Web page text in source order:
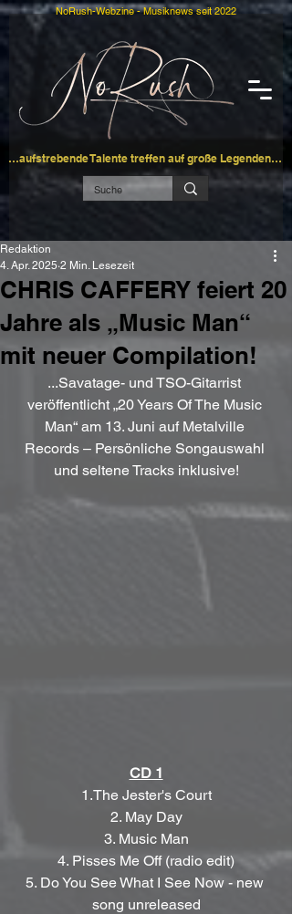
…aufstrebende Talente treffen auf große Legenden…
NoRush-Webzine - Musiknews seit 2022
CHRIS CAFFERY feiert 20
Jahre als „Music Man“
mit neuer Compilation!
Redaktion
4. Apr. 2025 2 Min. Lesezeit
...Savatage- und TSO-Gitarrist
veröffentlicht „20 Years Of The Music
Man“ am 13. Juni auf Metalville
Records – Persönliche Songauswahl
und seltene Tracks inklusive!
CD 1
1.The Jester's Court
2. May Day
3. Music Man
4. Pisses Me Off (radio edit)
5. Do You See What I See Now - new
song unreleased